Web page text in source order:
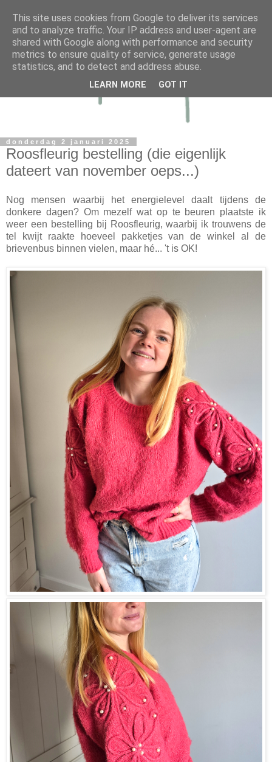
donderdag 2 januari 2025
Roosfleurig bestelling (die eigenlijk
dateert van november oeps...)
Nog mensen waarbij het energielevel daalt tijdens de
donkere dagen? Om mezelf wat op te beuren plaatste ik
weer een bestelling bij Roosfleurig, waarbij ik trouwens de
tel kwijt raakte hoeveel pakketjes van de winkel al de
brievenbus binnen vielen, maar hé... 't is OK!
This site uses cookies from Google to deliver its services
and to analyze traffic. Your IP address and user-agent are
shared with Google along with performance and security
metrics to ensure quality of service, generate usage
statistics, and to detect and address abuse.
LEARN MORE GOT IT